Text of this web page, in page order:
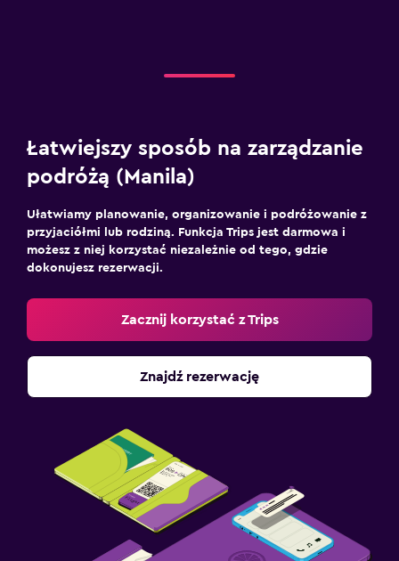
Łatwiejszy sposób na zarządzanie
podróżą (Manila)
Ułatwiamy planowanie, organizowanie i podróżowanie z
przyjaciółmi lub rodziną. Funkcja Trips jest darmowa i
możesz z niej korzystać niezależnie od tego, gdzie
dokonujesz rezerwacji.
Zacznij korzystać z Trips
Znajdź rezerwację